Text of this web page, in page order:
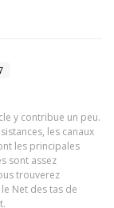
y contribue un peu.
les canaux
les principales
sont assez
trouverez
Net des tas de